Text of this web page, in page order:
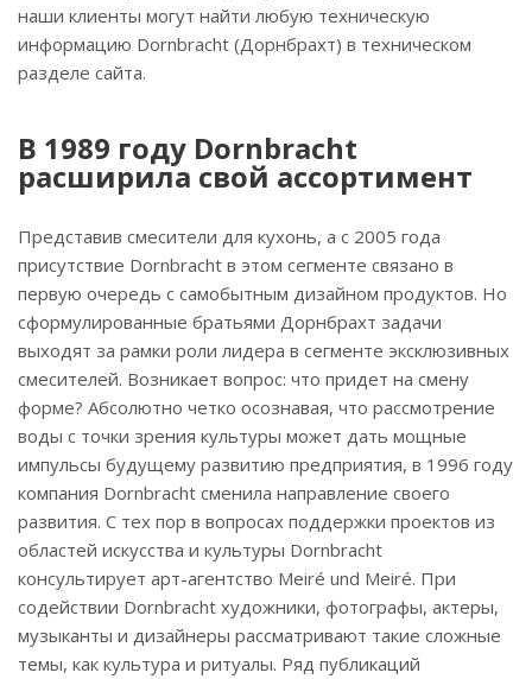
наши клиенты могут найти любую техническую
информацию Dornbracht (Дорнбрахт) в техническом
разделе сайта.
В 1989 году Dornbracht
расширила свой ассортимент
Представив смесители для кухонь, а с 2005 года
присутствие Dornbracht в этом сегменте связано в
первую очередь с самобытным дизайном продуктов. Но
сформулированные братьями Дорнбрахт задачи
выходят за рамки роли лидера в сегменте эксклюзивных
смесителей. Возникает вопрос: что придет на смену
форме? Абсолютно четко осознавая, что рассмотрение
воды с точки зрения культуры может дать мощные
импульсы будущему развитию предприятия, в 1996 году
компания Dornbracht сменила направление своего
развития. С тех пор в вопросах поддержки проектов из
областей искусства и культуры Dornbracht
консультирует арт-агентство Meiré und Meiré. При
содействии Dornbracht художники, фотографы, актеры,
музыканты и дизайнеры рассматривают такие сложные
темы, как культура и ритуалы. Ряд публикаций